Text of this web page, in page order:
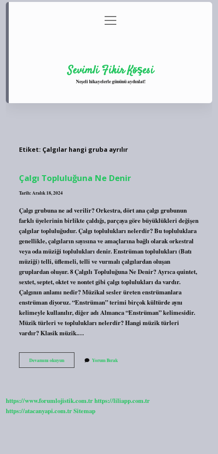
Gizlilik Politikası
menüyü
aç
Sevimli Fikir Köşesi
Neşeli hikayelerle gününü aydınlat!
Etiket: Çalgılar hangi gruba ayrılır
Çalgı Topluluğuna Ne Denir
Tarih: Aralık 18, 2024
Çalgı grubuna ne ad verilir? Orkestra, dört ana çalgı grubunun
farklı üyelerinin birlikte çaldığı, parçaya göre büyüklükleri değişen
çalgılar topluluğudur. Çalgı toplulukları nelerdir? Bu topluluklara
genellikle, çalgıların sayısına ve amaçlarına bağlı olarak orkestral
veya oda müziği toplulukları denir. Enstrüman toplulukları (Batı
müziği) telli, üflemeli, telli ve vurmalı çalgılardan oluşan
gruplardan oluşur. 8 Çalgılı Topluluğuna Ne Denir? Ayrıca quintet,
sextet, septet, oktet ve nontet gibi çalgı toplulukları da vardır.
Çalgının anlamı nedir? Müzikal sesler üreten enstrümanlara
enstrüman diyoruz. “Enstrüman” terimi birçok kültürde aynı
kelimeyle kullanılır, diğer adı Almanca “Enstrüman” kelimesidir.
Müzik türleri ve toplulukları nelerdir? Hangi müzik türleri
vardır? Klasik müzik.…
Devamını okuyunÇalgı
Topluluğuna
Yorum Bırak
https://www.forumlojistik.com.trhttps://liliapp.com.tr
https://atacanyapi.com.trSitemap